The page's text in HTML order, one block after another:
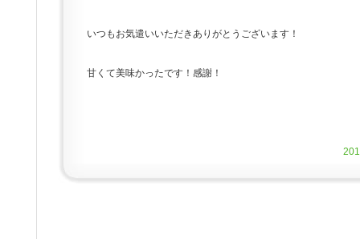
いつもお気遣いいただきありがとうございます！
甘くて美味かったです！感謝！